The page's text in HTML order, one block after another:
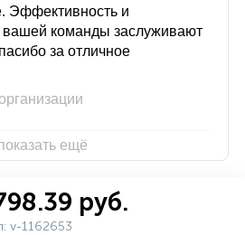
Эффективность и
команды заслуживают
за отличное
ещё
руб.
v-1162653